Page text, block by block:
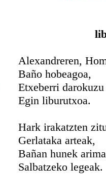
Alexandreren,
Baño hobeagoa,
Etxeberri darokuzu
Egin liburutxoa.
Hark irakatzten
Gerlataka arteak,
Bañan hunek
Salbatzeko legeak.